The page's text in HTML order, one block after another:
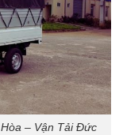
– Vận Tải Đức